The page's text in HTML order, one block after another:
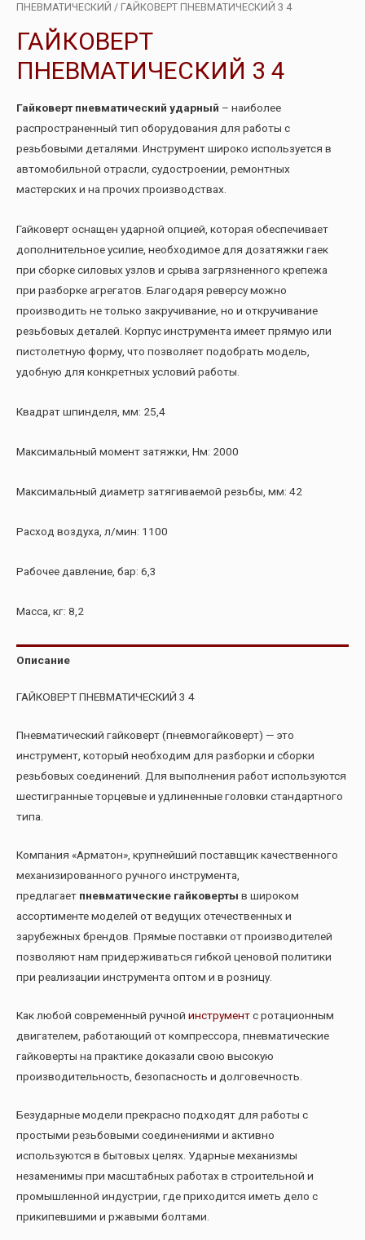
ПНЕВМАТИЧЕСКИЙ / ГАЙКОВЕРТ ПНЕВМАТИЧЕСКИЙ 3 4
ГАЙКОВЕРТ
ПНЕВМАТИЧЕСКИЙ 3 4
Гайковерт пневматический ударный – наиболее
распространенный тип оборудования для работы с
резьбовыми деталями. Инструмент широко используется в
автомобильной отрасли, судостроении, ремонтных
мастерских и на прочих производствах.
Гайковерт оснащен ударной опцией, которая обеспечивает
дополнительное усилие, необходимое для дозатяжки гаек
при сборке силовых узлов и срыва загрязненного крепежа
при разборке агрегатов. Благодаря реверсу можно
производить не только закручивание, но и откручивание
резьбовых деталей. Корпус инструмента имеет прямую или
пистолетную форму, что позволяет подобрать модель,
удобную для конкретных условий работы.
Квадрат шпинделя, мм: 25,4
Максимальный момент затяжки, Нм: 2000
Максимальный диаметр затягиваемой резьбы, мм: 42
Расход воздуха, л/мин: 1100
Рабочее давление, бар: 6,3
Масса, кг: 8,2
Описание
ГАЙКОВЕРТ ПНЕВМАТИЧЕСКИЙ 3 4
Пневматический гайковерт (пневмогайковерт) — это
инструмент, который необходим для разборки и сборки
резьбовых соединений. Для выполнения работ используются
шестигранные торцевые и удлиненные головки стандартного
типа.
Компания «Арматон», крупнейший поставщик качественного
механизированного ручного инструмента,
предлагает пневматические гайковерты в широком
ассортименте моделей от ведущих отечественных и
зарубежных брендов. Прямые поставки от производителей
позволяют нам придерживаться гибкой ценовой политики
при реализации инструмента оптом и в розницу.
Как любой современный ручной инструментс ротационным
двигателем, работающий от компрессора, пневматические
гайковерты на практике доказали свою высокую
производительность, безопасность и долговечность.
Безударные модели прекрасно подходят для работы с
простыми резьбовыми соединениями и активно
используются в бытовых целях. Ударные механизмы
незаменимы при масштабных работах в строительной и
промышленной индустрии, где приходится иметь дело с
прикипевшими и ржавыми болтами.